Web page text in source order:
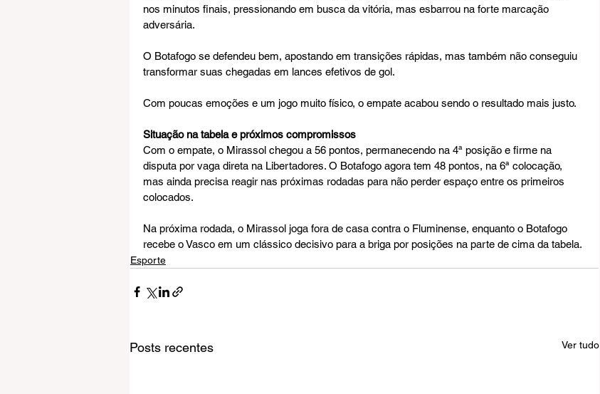
nos minutos finais, pressionando em busca da vitória, mas esbarrou na forte marcação
adversária.
O Botafogo se defendeu bem, apostando em transições rápidas, mas também não conseguiu
transformar suas chegadas em lances efetivos de gol.
Com poucas emoções e um jogo muito físico, o empate acabou sendo o resultado mais justo.
Situação na tabela e próximos compromissos
Com o empate, o Mirassol chegou a 56 pontos, permanecendo na 4ª posição e firme na
disputa por vaga direta na Libertadores. O Botafogo agora tem 48 pontos, na 6ª colocação,
mas ainda precisa reagir nas próximas rodadas para não perder espaço entre os primeiros
colocados.
Na próxima rodada, o Mirassol joga fora de casa contra o Fluminense, enquanto o Botafogo
recebe o Vasco em um clássico decisivo para a briga por posições na parte de cima da tabela.
Esporte
Posts recentes Ver tudo